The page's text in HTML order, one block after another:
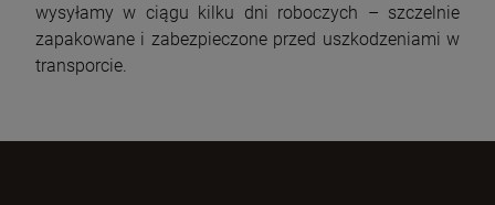
wysyłamy w ciągu kilku dni roboczych – szczelnie
zapakowane i zabezpieczone przed uszkodzeniami w
transporcie.